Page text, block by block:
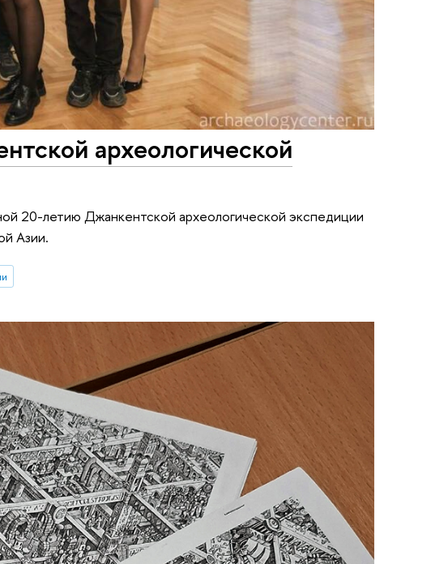
археологической
20-летию Джанкентской археологической экспедиции
Азии.